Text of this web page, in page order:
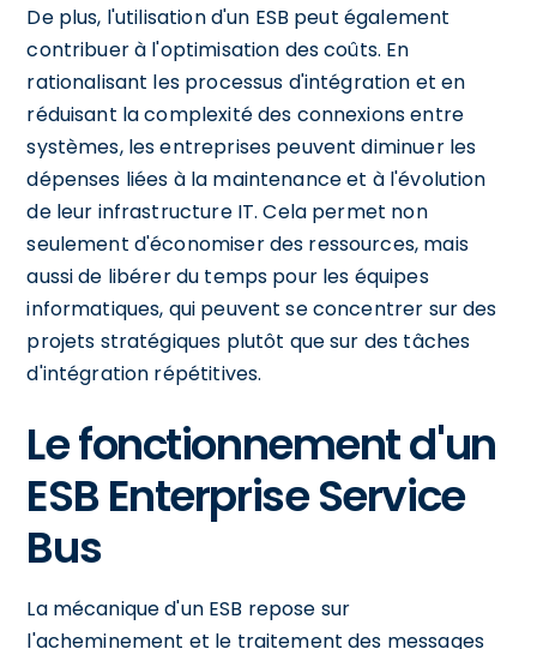
De plus, l'utilisation d'un ESB peut également
contribuer à l'optimisation des coûts. En
rationalisant les processus d'intégration et en
réduisant la complexité des connexions entre
systèmes, les entreprises peuvent diminuer les
dépenses liées à la maintenance et à l'évolution
de leur infrastructure IT. Cela permet non
seulement d'économiser des ressources, mais
aussi de libérer du temps pour les équipes
informatiques, qui peuvent se concentrer sur des
projets stratégiques plutôt que sur des tâches
d'intégration répétitives.
Le fonctionnement d'un
ESB Enterprise Service
Bus
La mécanique d'un ESB repose sur
l'acheminement et le traitement des messages